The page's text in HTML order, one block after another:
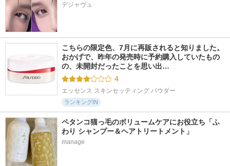
デジャヴュ
こちらの限定色、7月に再販されると知りました。
おかげで、昨年の発売時に予約購入していたもの
の、未開封だったことを思い出…
4
エッセンス スキンセッティング パウダー
ランキングIN
ペタンコ猫っ毛のボリュームケアにお役立ち「ふ
わり シャンプー＆ヘアトリートメント」
manage